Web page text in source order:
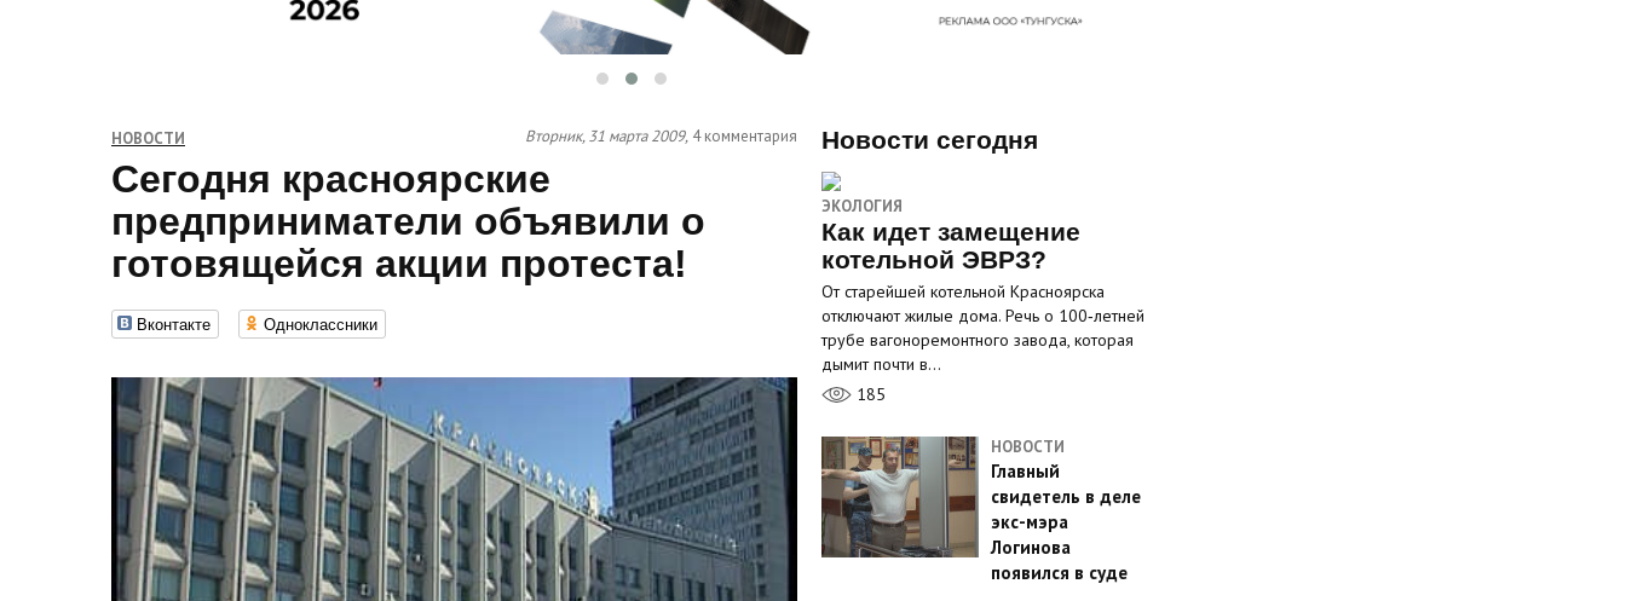
НОВОСТИ Вторник, 31 марта 2009, 4 комментария
Сегодня красноярские
предприниматели объявили о
готовящейся акции протеста!
Вконтакте Одноклассники
Новости сегодня
ЭКОЛОГИЯ
Как идет замещение
котельной ЭВРЗ?
От старейшей котельной Красноярска
отключают жилые дома. Речь о 100‑летней
трубе вагоноремонтного завода, которая
дымит почти в…
185
НОВОСТИ
Главный
свидетель в деле
экс-мэра
Логинова
появился в суде